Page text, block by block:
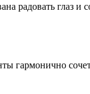
глаз и
гармонично